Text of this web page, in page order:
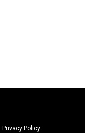
Privacy Policy